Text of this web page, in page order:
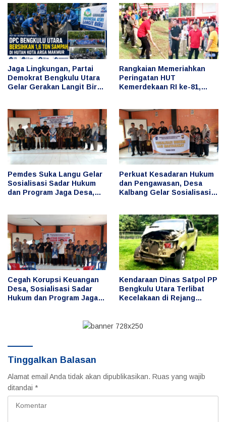
Jaga Lingkungan, Partai
Demokrat Bengkulu Utara
Gelar Gerakan Langit Biru
Rangkaian Memeriahkan
Peringatan HUT
Kemerdekaan RI ke-81,
Pemdes Suka Langu Gelar
Sosialisasi Sadar Hukum
dan Program Jaga Desa,
Perkuat Kesadaran Hukum
dan Pengawasan, Desa
Kalbang Gelar Sosialisasi
Cegah Korupsi Keuangan
Desa, Sosialisasi Sadar
Hukum dan Program Jaga
Kendaraan Dinas Satpol PP
Bengkulu Utara Terlibat
Kecelakaan di Rejang
dan Pengemudi
Tinggalkan Balasan
Alamat email Anda tidak akan dipublikasikan. Ruas yang wajib
ditandai *